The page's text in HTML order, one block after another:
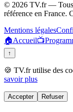
© 2026 TV.fr — Tous
référence en France.
Mentions légales
🏠Accueil📺
↑
🍪 TV.fr utilise des
savoir plus
Accepter Refuser